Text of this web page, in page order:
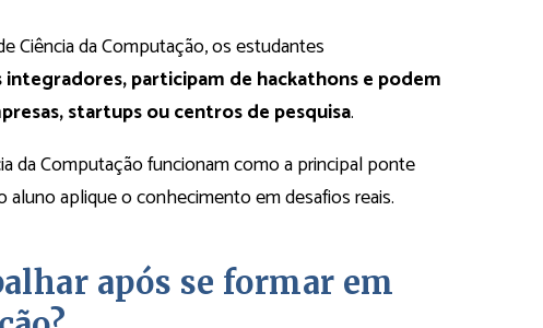
Ciência da Computação, os estudantes
participam de hackathons e podem
startups ou centros de pesquisa.
da Computação funcionam como a principal ponte
aplique o conhecimento em desafios reais.
após se formar em